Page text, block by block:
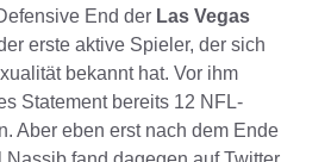
End der Las Vegas
erste aktive Spieler, der sich
bekannt hat. Vor ihm
Statement bereits 12 NFL-
Aber eben erst nach dem Ende